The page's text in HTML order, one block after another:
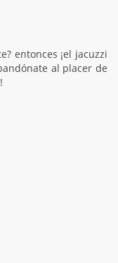
entonces ¡el jacuzzi
al placer de